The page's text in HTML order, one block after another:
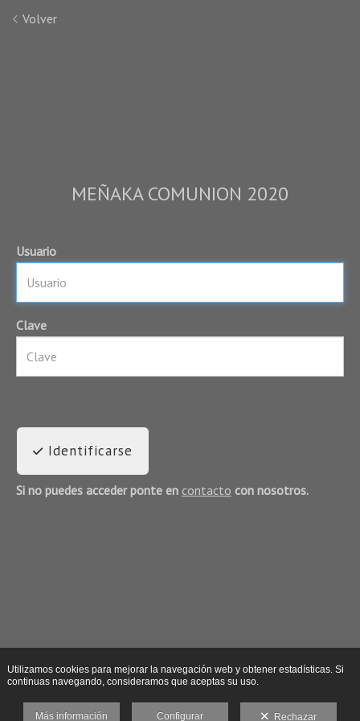
Volver
MEÑAKA COMUNION 2020
Usuario
Clave
Identificarse
Si no puedes acceder ponte en contacto con nosotros.
Utilizamos cookies para mejorar la navegación web y obtener estadísticas. Si
continuas navegando, consideramos que aceptas su uso.
Más información Configurar Rechazar